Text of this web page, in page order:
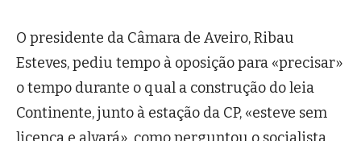
O presidente da Câmara de Aveiro, Ribau
Esteves, pediu tempo à oposição para «precisar»
o tempo durante o qual a construção do leia
Continente, junto à estação da CP, «esteve sem